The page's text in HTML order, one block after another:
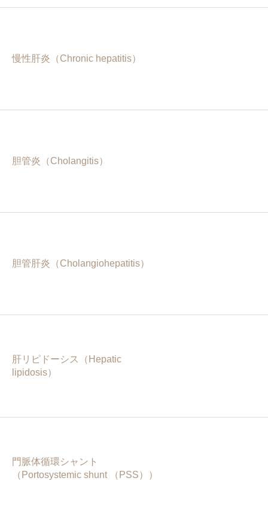
慢性肝炎（Chronic hepatitis）
胆管炎（Cholangitis）
胆管肝炎（Cholangiohepatitis）
肝リピドーシス（Hepatic
lipidosis）
門脈体循環シャント
（Portosystemic shunt （PSS））